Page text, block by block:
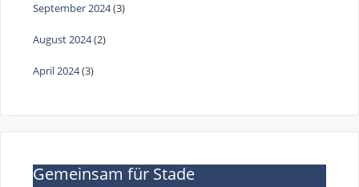
September 2024(3)
August 2024(2)
April 2024(3)
Gemeinsam für Stade